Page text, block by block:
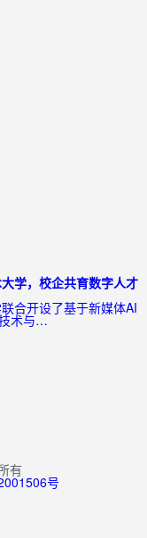
学，校企共育数字人才
合开设了基于新媒体AI
术与…
有
号